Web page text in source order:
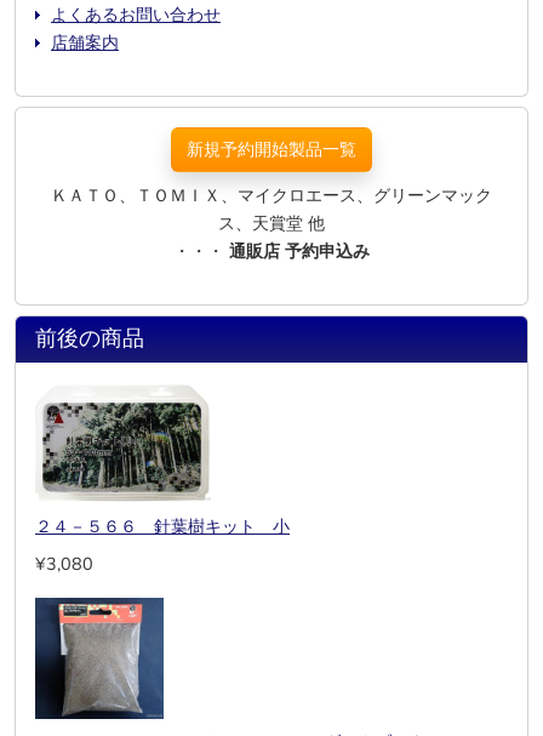
よくあるお問い合わせ
店舗案内
新規予約開始製品一覧
ＫＡＴＯ、ＴＯＭＩＸ、マイクロエース、グリーンマック
ス、天賞堂 他
・・・ 通販店 予約申込み
前後の商品
２４－５６６ 針葉樹キット 小
¥3,080